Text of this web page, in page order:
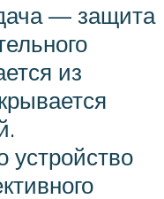
— защита
из